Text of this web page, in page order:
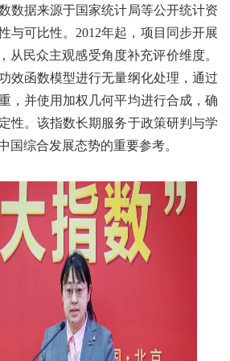
数据来源于国家统计局等公开统计资
与可比性。2012年起，项目同步开展
从民众主观感受角度补充评价维度。
效函数模型进行无量纲化处理，通过
，并使用加权几何平均进行合成，确
性。该指数长期服务于政策研判与学
国综合发展态势的重要参考。